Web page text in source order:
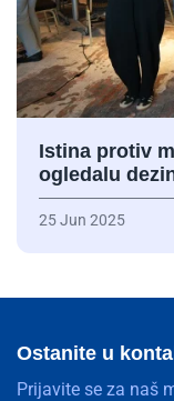
Istina protiv
ogledalu
25 Jun 2025
Ostanite u
Prijavite se za naš